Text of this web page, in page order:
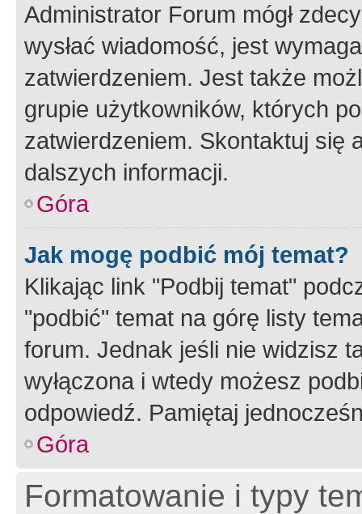
Administrator Forum mógł
wysłać wiadomość, jest
zatwierdzeniem. Jest także
grupie użytkowników, których
zatwierdzeniem. Skontaktuj się
dalszych informacji.
Góra
Jak mogę podbić mój temat?
Klikając link "Podbij temat"
"podbić" temat na górę listy
forum. Jednak jeśli nie widzisz
wyłączona i wtedy możesz
odpowiedź. Pamiętaj
Góra
Formatowanie i typy